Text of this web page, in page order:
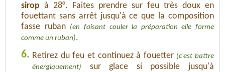
sirop à 28°. Faites prendre sur feu très doux en
fouettant sans arrêt jusqu'à ce que la composition
fasse ruban (en faisant couler la préparation elle forme
comme un ruban).
6. Retirez du feu et continuez à fouetter (c'est battre
énergiquement)
sur glace si possible jusqu'à